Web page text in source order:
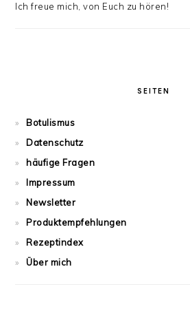
Ich freue mich, von Euch zu hören!
SEITEN
Botulismus
Datenschutz
häufige Fragen
Impressum
Newsletter
Produktempfehlungen
Rezeptindex
Über mich